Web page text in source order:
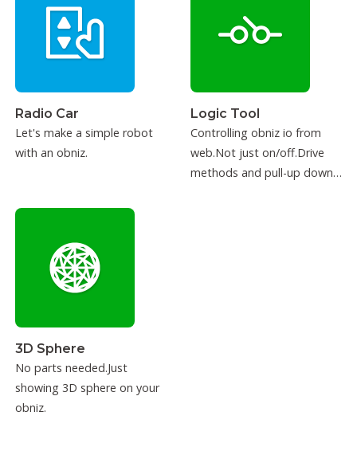
Radio Car
Let's make a simple robot
with an obniz.
Logic Tool
Controlling obniz io from
web.Not just on/off.Drive
methods and pull-up down
3D Sphere
No parts needed.Just
showing 3D sphere on your
obniz.